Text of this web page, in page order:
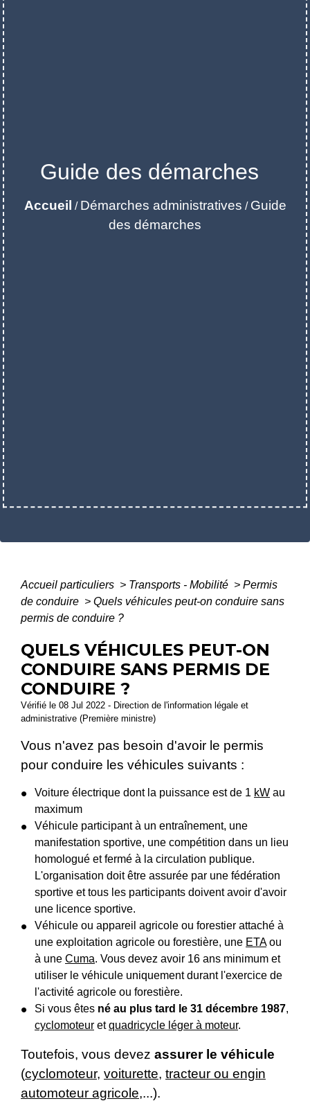
Guide des démarches
Accueil / Démarches administratives / Guide
des démarches
Accueil particuliers > Transports - Mobilité > Permis
de conduire > Quels véhicules peut-on conduire sans
permis de conduire ?
QUELS VÉHICULES PEUT-ON
CONDUIRE SANS PERMIS DE
CONDUIRE ?
Vérifié le 08 Jul 2022 - Direction de l'information légale et
administrative (Première ministre)
Vous n'avez pas besoin d'avoir le permis
pour conduire les véhicules suivants :
Voiture électrique dont la puissance est de 1 kW au
maximum
Véhicule participant à un entraînement, une
manifestation sportive, une compétition dans un lieu
homologué et fermé à la circulation publique.
L'organisation doit être assurée par une fédération
sportive et tous les participants doivent avoir d'avoir
une licence sportive.
Véhicule ou appareil agricole ou forestier attaché à
une exploitation agricole ou forestière, une ETAou
à une Cuma. Vous devez avoir 16 ans minimum et
utiliser le véhicule uniquement durant l'exercice de
l'activité agricole ou forestière.
Si vous êtes né au plus tard le 31 décembre 1987,
cyclomoteur etquadricycle léger à moteur.
Toutefois, vous devez assurer le véhicule
(cyclomoteur, voiturette, tracteur ou engin
automoteur agricole,...).